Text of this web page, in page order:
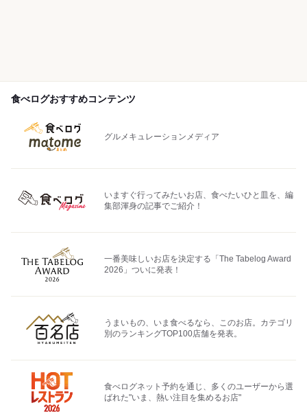
食べログおすすめコンテンツ
グルメキュレーションメディア
いますぐ行ってみたいお店、食べたいひと皿を、編
集部渾身の記事でご紹介！
一番美味しいお店を決定する「The Tabelog Award
2026」ついに発表！
うまいもの、いま食べるなら、このお店。カテゴリ
別のランキングTOP100店舗を発表。
食べログネット予約を通じ、多くのユーザーから選
ばれた"いま、熱い注目を集めるお店"